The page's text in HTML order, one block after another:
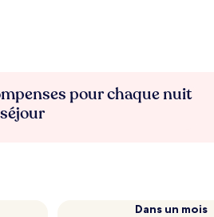
pour chaque nuit
Dans un mois